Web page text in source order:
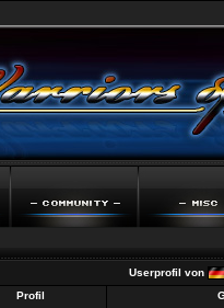
Userprofil von
Profil